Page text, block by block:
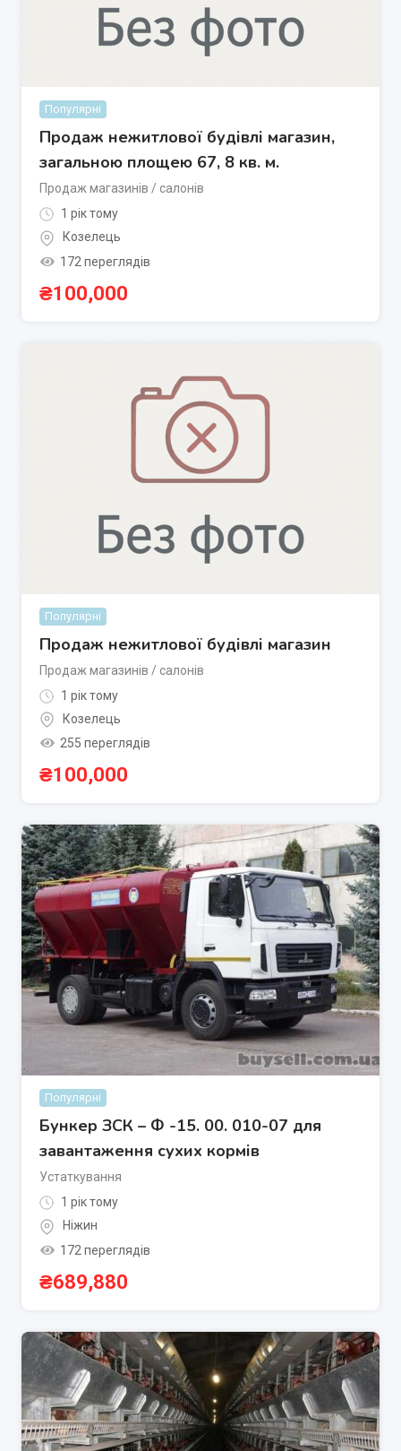
Популярні
Продаж нежитлової будівлі магазин,
загальною площею 67, 8 кв. м.
Продаж магазинів / салонів
1 рік тому
Козелець
172 переглядів
₴100,000
Популярні
Продаж нежитлової будівлі магазин
Продаж магазинів / салонів
1 рік тому
Козелець
255 переглядів
₴100,000
Популярні
Бункер ЗСК – Ф -15. 00. 010-07 для
завантаження сухих кормів
Устаткування
1 рік тому
Ніжин
172 переглядів
₴689,880